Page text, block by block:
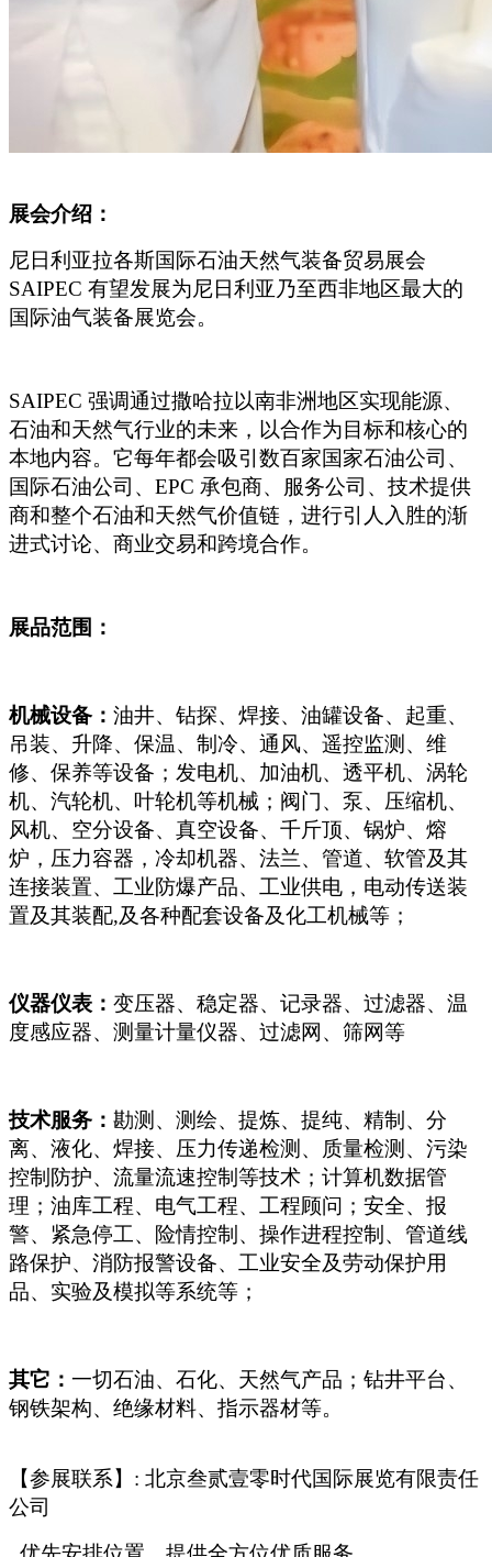
展会介绍：
尼日利亚拉各斯国际石油天然气装备贸易展会
SAIPEC 有望发展为尼日利亚乃至西非地区最大的
国际油气装备展览会。
SAIPEC 强调通过撒哈拉以南非洲地区实现能源、
石油和天然气行业的未来，以合作为目标和核心的
本地内容。它每年都会吸引数百家国家石油公司、
国际石油公司、EPC 承包商、服务公司、技术提供
商和整个石油和天然气价值链，进行引人入胜的渐
进式讨论、商业交易和跨境合作。
展品范围：
机械设备： 油井、钻探、焊接、油罐设备、起重、
吊装、升降、保温、制冷、通风、遥控监测、维
修、保养等设备；发电机、加油机、透平机、涡轮
机、汽轮机、叶轮机等机械；阀门、泵、压缩机、
风机、空分设备、真空设备、千斤顶、锅炉、熔
炉，压力容器，冷却机器、法兰、管道、软管及其
连接装置、工业防爆产品、工业供电，电动传送装
置及其装配,及各种配套设备及化工机械等；
仪器仪表： 变压器、稳定器、记录器、过滤器、温
度感应器、测量计量仪器、过滤网、筛网等
技术服务： 勘测、测绘、提炼、提纯、精制、分
离、液化、焊接、压力传递检测、质量检测、污染
控制防护、流量流速控制等技术；计算机数据管
理；油库工程、电气工程、工程顾问；安全、报
警、紧急停工、险情控制、操作进程控制、管道线
路保护、消防报警设备、工业安全及劳动保护用
品、实验及模拟等系统等；
其它： 一切石油、石化、天然气产品；钻井平台、
钢铁架构、绝缘材料、指示器材等。
【参展联系】: 北京叁贰壹零时代国际展览有限责任
公司